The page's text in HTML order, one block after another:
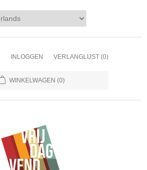
INLOGGEN VERLANGLIJST (0)
WINKELWAGEN (0)